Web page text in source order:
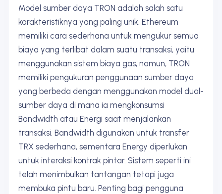
Model sumber daya TRON adalah salah satu
karakteristiknya yang paling unik. Ethereum
memiliki cara sederhana untuk mengukur semua
biaya yang terlibat dalam suatu transaksi, yaitu
menggunakan sistem biaya gas, namun, TRON
memiliki pengukuran penggunaan sumber daya
yang berbeda dengan menggunakan model dual-
sumber daya di mana ia mengkonsumsi
Bandwidth atau Energi saat menjalankan
transaksi. Bandwidth digunakan untuk transfer
TRX sederhana, sementara Energy diperlukan
untuk interaksi kontrak pintar. Sistem seperti ini
telah menimbulkan tantangan tetapi juga
membuka pintu baru. Penting bagi pengguna